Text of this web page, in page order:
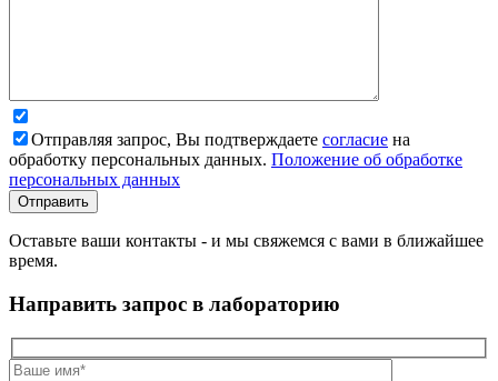
Отправляя запрос, Вы подтверждаете согласие на
обработку персональных данных. Положение об обработке
персональных данных
Оставьте ваши контакты - и мы свяжемся с вами в ближайшее
время.
Направить запрос в лабораторию